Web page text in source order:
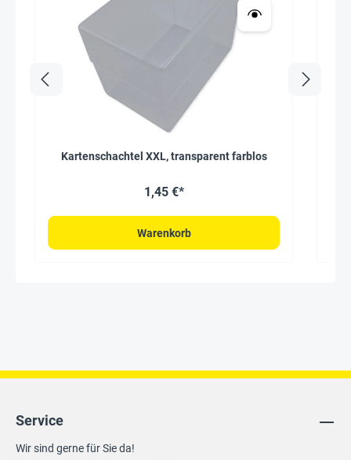
Kartenschachtel XXL, transparent farblos
1,45 €*
Warenkorb
Service
Wir sind gerne für Sie da!